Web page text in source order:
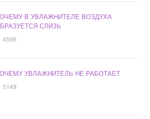
В УВЛАЖНИТЕЛЕ ВОЗДУХА
СЛИЗЬ
4586
УВЛАЖНИТЕЛЬ НЕ РАБОТАЕТ
5149